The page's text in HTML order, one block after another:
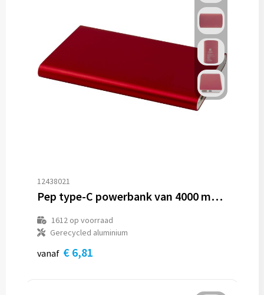
12438021
Pep type-C powerbank van 4000 mAh van gerecycled aluminium
1612op voorraad
Gerecycled aluminium
vanaf € 6,81